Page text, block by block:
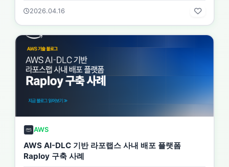
2026.04.16
AWS
AWS AI-DLC 기반 라포랩스 사내 배포 플랫폼
Raploy 구축 사례